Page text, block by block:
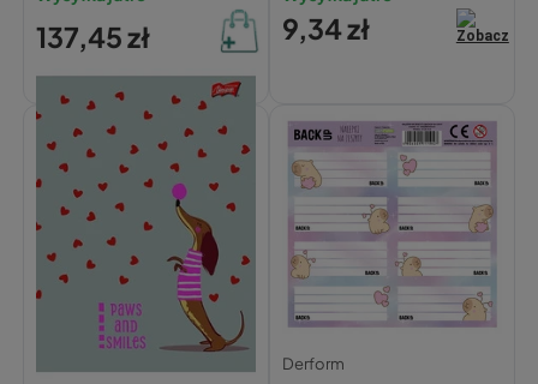
FOOTBALL klasa 1-2
137,45 zł
ZONE (70g)
9,34 zł
Derform